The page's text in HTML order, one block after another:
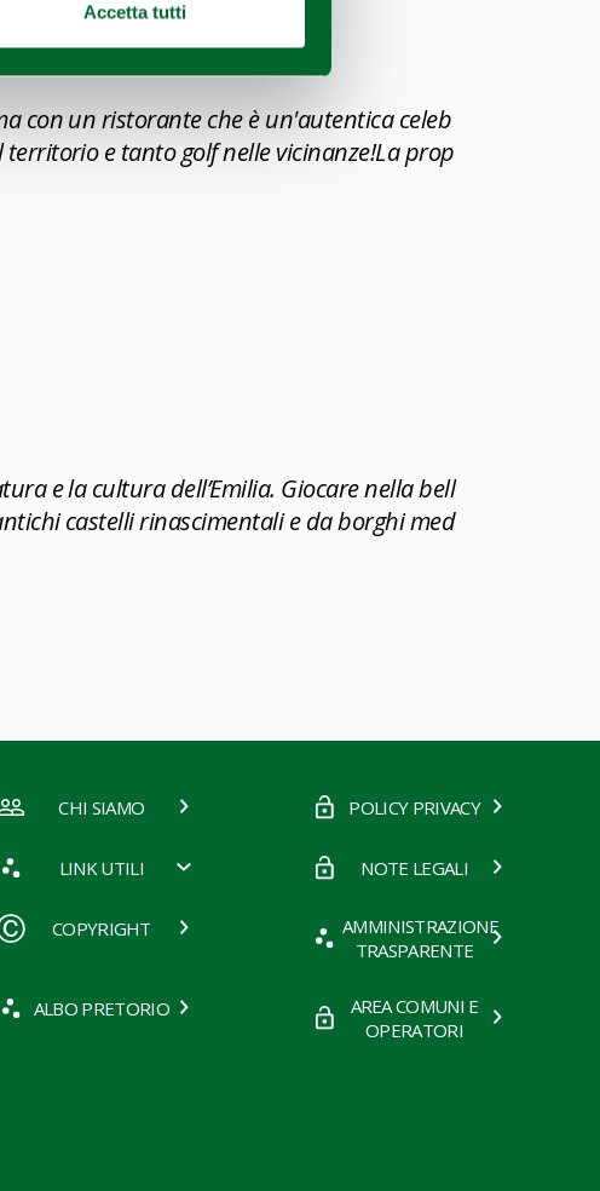
Accetta tutti
con un ristorante che è un'autentica celeb
e tanto golf nelle vicinanze!La prop
e la cultura dell’Emilia. Giocare nella bell
castelli rinascimentali e da borghi med
CHI SIAMO POLICY PRIVACY
LINK UTILI NOTE LEGALI
COPYRIGHT
AMMINISTRAZIONE
TRASPARENTE
ALBO PRETORIO
AREA COMUNI E
OPERATORI